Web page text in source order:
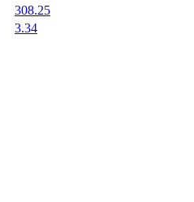
308.25
3.34